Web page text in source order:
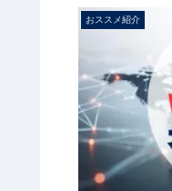
おススメ紹介